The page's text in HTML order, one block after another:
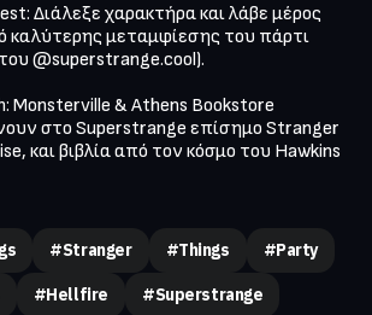
Διάλεξε χαρακτήρα και λάβε μέρος
καλύτερης μεταμφίεσης του πάρτι
@superstrange.cool).
Monsterville & Athens Bookstore
στο Superstrange επίσημο Stranger
και βιβλία από τον κόσμο του Hawkins
#stranger #things #party
#hellfire #superstrange